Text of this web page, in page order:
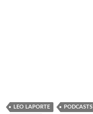
LEO LAPORTE PODCASTS